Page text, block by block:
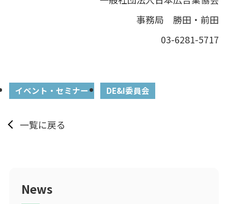
事務局 勝田・前田
03-6281-5717
イベント・セミナー DE&I委員会
一覧に戻る
News